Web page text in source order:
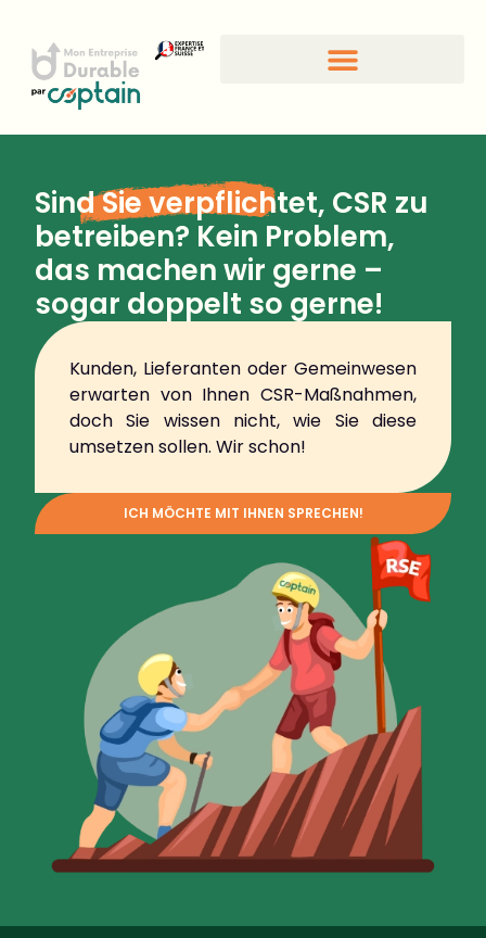
Sind Sie verpflichtet, CSR zu
betreiben? Kein Problem,
das machen wir gerne –
sogar doppelt so gerne!
Kunden, Lieferanten oder Gemeinwesen
erwarten von Ihnen CSR-Maßnahmen,
doch Sie wissen nicht, wie Sie diese
umsetzen sollen. Wir schon!
ICH MÖCHTE MIT IHNEN SPRECHEN!